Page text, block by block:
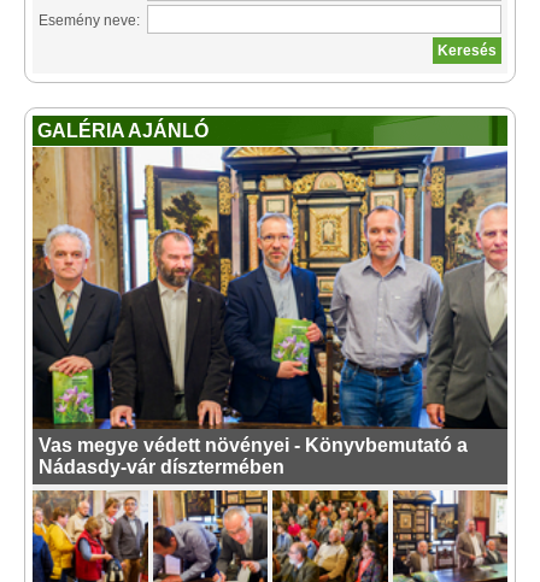
Esemény neve:
GALÉRIA AJÁNLÓ
Vas megye védett növényei - Könyvbemutató a
Nádasdy-vár dísztermében